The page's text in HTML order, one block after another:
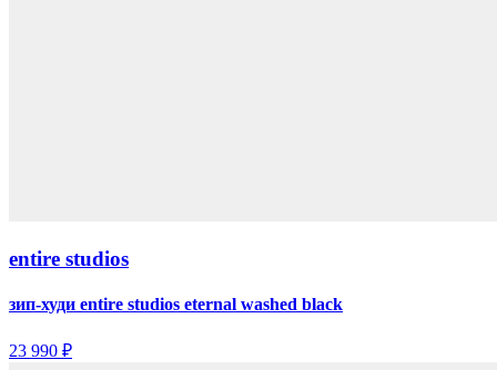
entire studios
зип-худи entire studios eternal washed black
23 990 ₽